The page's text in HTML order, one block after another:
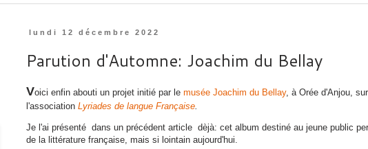
lundi 12 décembre 2022
Parution d'Automne: Joachim du Bellay
Voici enfin abouti un projet initié par le musée Joachim du Bellay, à Orée d'Anjou,
l'association Lyriades de langue Française.
Je l'ai présenté dans un précédent article dèjà: cet album destiné au jeune public
de la littérature française, mais si lointain aujourd'hui.